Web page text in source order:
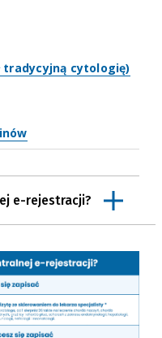
tradycyjną cytologię)
e-rejestracji?
kolejność
priorytetu określonego
przez placówki,
wizyt.